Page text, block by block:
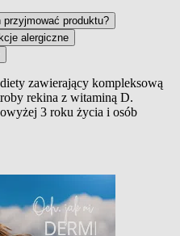
produktu?
alergiczne
zawierający kompleksową
rekina z witaminą D.
3 roku życia i osób